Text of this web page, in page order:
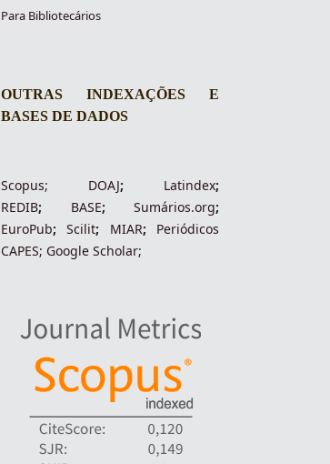
Para Bibliotecários
OUTRAS INDEXAÇÕES E
BASES DE DADOS
Scopus; DOAJ; Latindex;
REDIB; BASE; Sumários.org;
EuroPub; Scilit; MIAR; Periódicos
CAPES; Google Scholar;